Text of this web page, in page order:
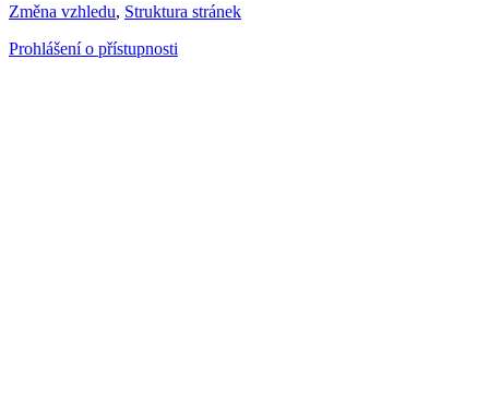
Změna vzhledu, Struktura stránek
Prohlášení o přístupnosti